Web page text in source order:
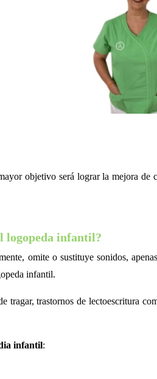
objetivo será lograr la mejora de
logopeda infantil?
omite o sustituye sonidos,
infantil.
trastornos de lectoescritura
infantil: